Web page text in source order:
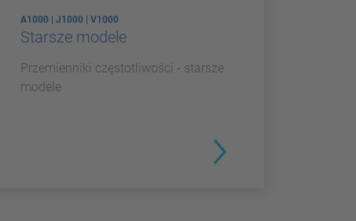
A1000 | J1000 | V1000
Starsze modele
Przemienniki częstotliwości - starsze
modele